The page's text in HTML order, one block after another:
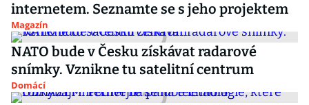
internetem. Seznamte se s jeho projektem
Magazín
NATO bude v Česku získávat radarové
snímky. Vznikne tu satelitní centrum
Domácí